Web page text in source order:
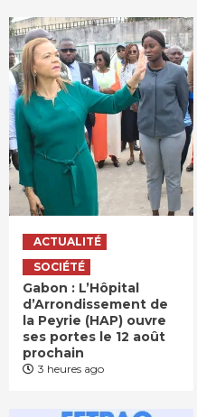
ACTUALITÉ
SOCIÉTÉ
Gabon : L’Hôpital
d’Arrondissement de
la Peyrie (HAP) ouvre
ses portes le 12 août
prochain
3 heures ago